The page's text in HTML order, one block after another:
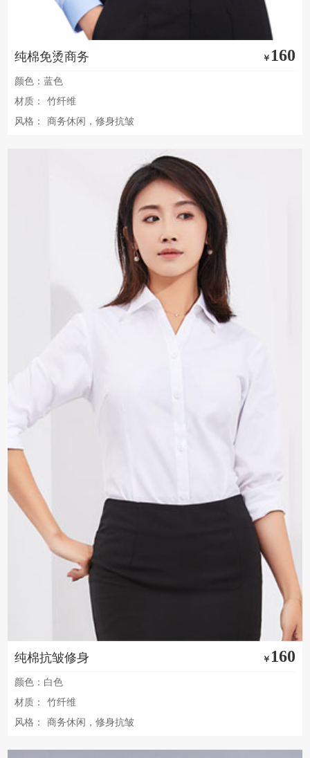
纯棉免烫商务 ￥ 160
颜色：蓝色
材质：
竹纤维
风格：
商务休闲，修身抗皱
纯棉抗皱修身 ￥ 160
颜色：白色
材质：
竹纤维
风格：
商务休闲，修身抗皱